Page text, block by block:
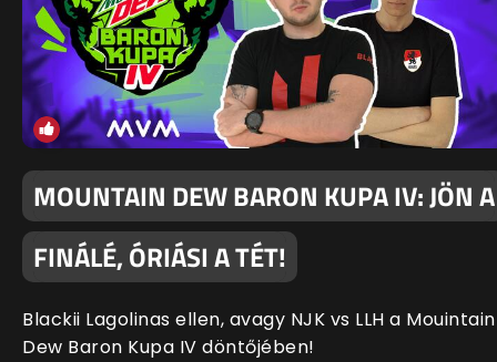
MOUNTAIN DEW BARON KUPA IV: JÖN A
FINÁLÉ, ÓRIÁSI A TÉT!
Blackii Lagolinas ellen, avagy NJK vs LLH a Mouintain
Dew Baron Kupa IV döntőjében!